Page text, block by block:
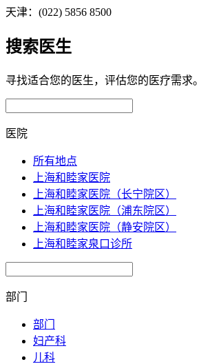
天津：(022) 5856 8500
搜索医生
寻找适合您的医生，评估您的医疗需求。
医院
所有地点
上海和睦家医院
上海和睦家医院（长宁院区）
上海和睦家医院（浦东院区）
上海和睦家医院（静安院区）
上海和睦家泉口诊所
部门
部门
妇产科
儿科